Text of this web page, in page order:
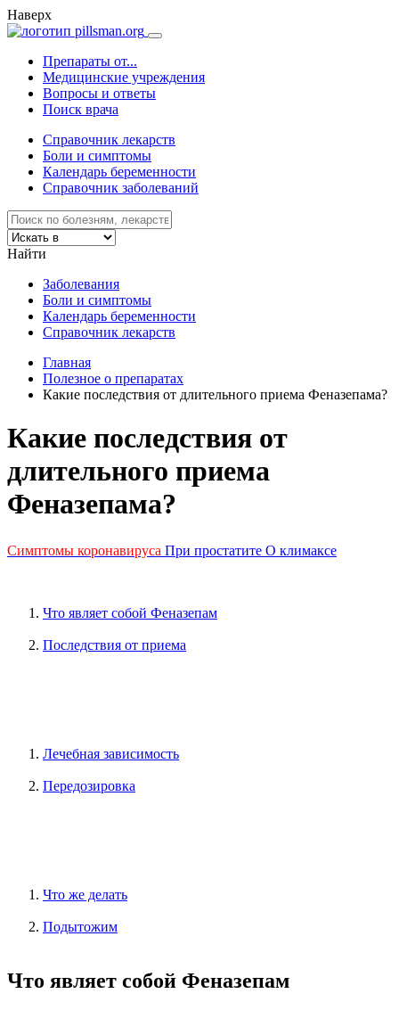
Наверх
Препараты от...
Медицинские учреждения
Вопросы и ответы
Поиск врача
Справочник лекарств
Боли и симптомы
Календарь беременности
Справочник заболеваний
Найти
Заболевания
Боли и симптомы
Календарь беременности
Справочник лекарств
Главная
Полезное о препаратах
Какие последствия от длительного приема Феназепама?
Какие последствия от
длительного приема
Феназепама?
Симптомы коронавируса При простатите О климаксе
Что являет собой Феназепам
Последствия от приема
Лечебная зависимость
Передозировка
Что же делать
Подытожим
Что являет собой Феназепам